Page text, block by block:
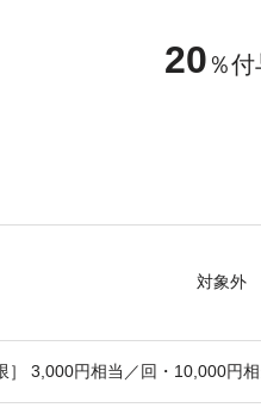
20 ％付
対象外
］ 3,000円相当／回・10,000円